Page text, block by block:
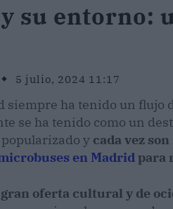
su entorno:
5 julio, 2024 11:17
siempre ha tenido un flujo
se ha tenido como un
y cada vez
en Madridpara
oferta cultural y de